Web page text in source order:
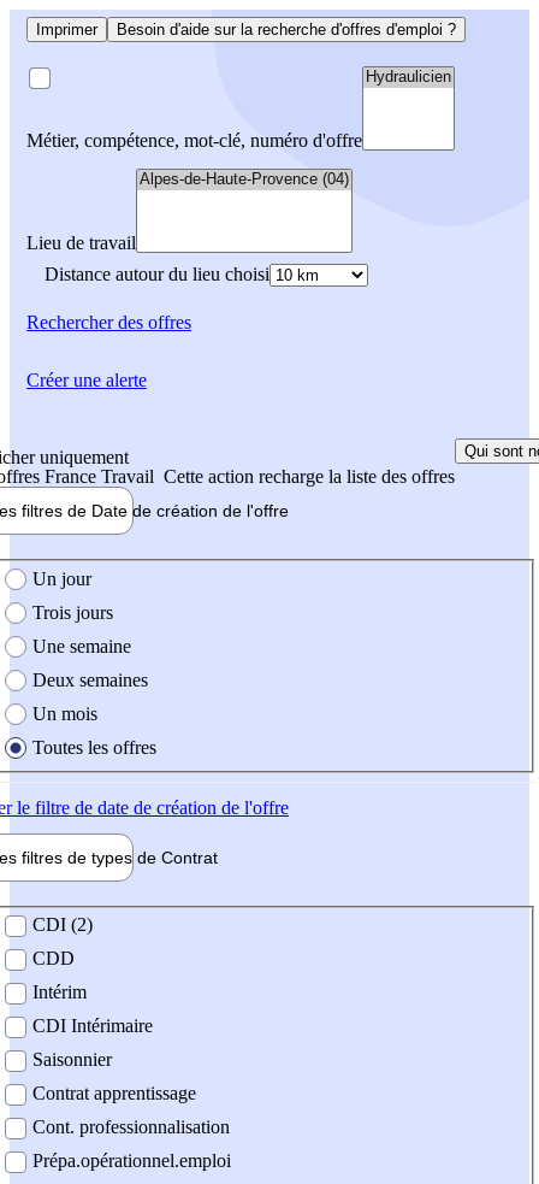
Imprimer Besoin d'aide sur la recherche d'offres d'emploi ?
Métier, compétence, mot-clé, numéro d'offre
Lieu de travail
Distance autour du lieu choisi
Rechercherdes offres
uniquement
France Travail Cette action recharge la liste des offres
Qui sont
filtres de Date de création de l'offre
création de l'offre
Un jour
Trois jours
Une semaine
Deux semaines
Un mois
Toutes les offres
le filtre de date de création de l'offre
filtres de types de Contrat
contrat
CDI (2)
CDD
Intérim
CDI Intérimaire
Saisonnier
Contrat apprentissage
Cont. professionnalisation
Prépa.opérationnel.emploi
Créer une alerte